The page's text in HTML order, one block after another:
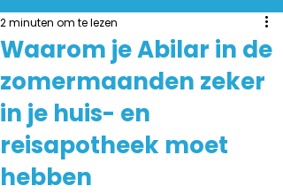
Waarom je Abilar in de
zomermaanden zeker
in je huis- en
reisapotheek moet
hebben
2 minuten om te lezen